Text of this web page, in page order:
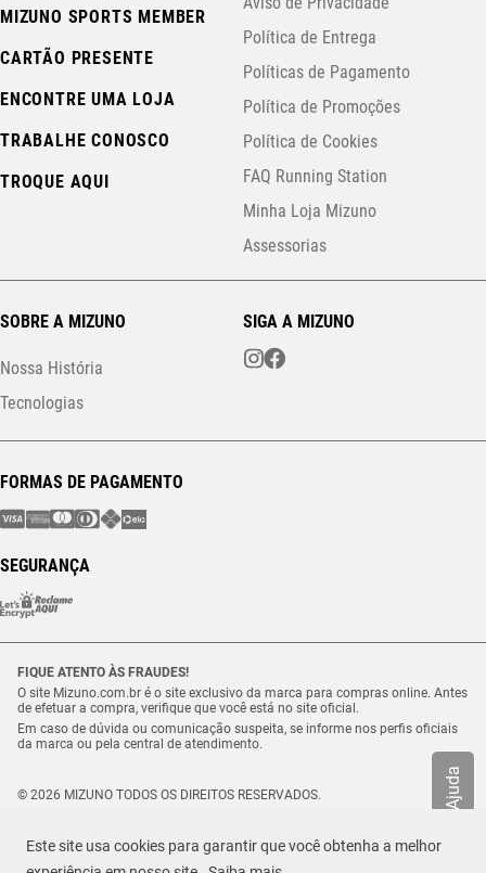
Este site usa cookies para garantir que você obtenha a melhor
Ajuda
MIZUNO SPORTS MEMBER
CARTÃO PRESENTE
ENCONTRE UMA LOJA
TRABALHE CONOSCO
TROQUE AQUI
Política de Entrega
Políticas de Pagamento
Política de Promoções
Política de Cookies
FAQ Running Station
Minha Loja Mizuno
Assessorias
SOBRE A MIZUNO
Nossa História
Tecnologias
SIGA A MIZUNO
FORMAS DE PAGAMENTO
SEGURANÇA
FIQUE ATENTO ÀS FRAUDES!
O site Mizuno.com.br é o site exclusivo da marca para compras online. Antes
de efetuar a compra, verifique que você está no site oficial.
Em caso de dúvida ou comunicação suspeita, se informe nos perfis oficiais
da marca ou pela central de atendimento.
© 2026 MIZUNO TODOS OS DIREITOS RESERVADOS.
Estrada Municipal Luiz Lopes Neto, n.º 21 – Tenentes – CEP. 37.640-000 –
Extrema/MG